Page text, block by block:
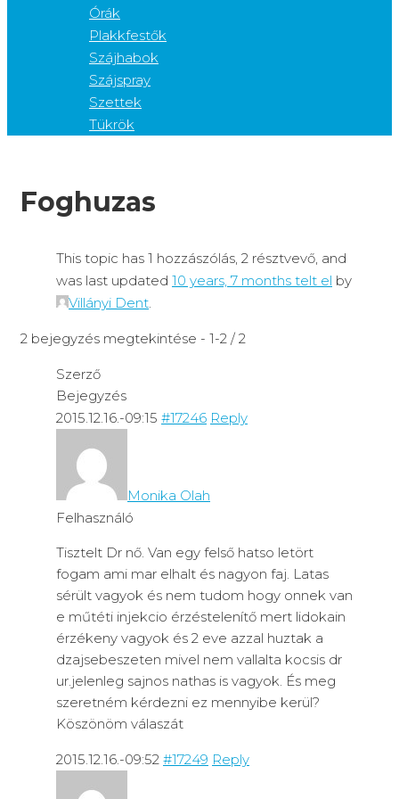
Órák
Plakkfestők
Szájhabok
Szájspray
Szettek
Tükrök
Foghuzas
This topic has 1 hozzászólás, 2 résztvevő, and
was last updated 10 years, 7 months telt el by
Villányi Dent.
2 bejegyzés megtekintése - 1-2 / 2
Szerző
Bejegyzés
2015.12.16.-09:15 #17246 Reply
Monika Olah
Felhasználó
Tisztelt Dr nő. Van egy felső hatso letört
fogam ami mar elhalt és nagyon faj. Latas
sérült vagyok és nem tudom hogy onnek van
e műtéti injekcio érzéstelenítő mert lidokain
érzékeny vagyok és 2 eve azzal huztak a
dzajsebeszeten mivel nem vallalta kocsis dr
ur.jelenleg sajnos nathas is vagyok. És meg
szeretném kérdezni ez mennyibe kerül?
Köszönöm válaszát
2015.12.16.-09:52 #17249 Reply